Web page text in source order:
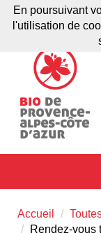
Accueil
Rendez-vous
En poursuivant
l'utilisation de